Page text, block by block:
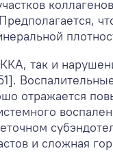
так и
отражается
и сложная